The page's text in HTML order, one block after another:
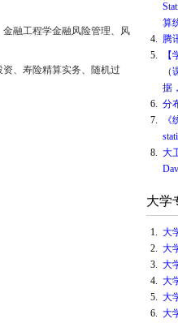
融工程学金融风险管理、风
、寿险精算实务、随机过
算
4. 腾
5.
据
6. 分
7.
8. 大
大学
1. 大
2. 大
3. 大
4. 大
5. 大
6. 大